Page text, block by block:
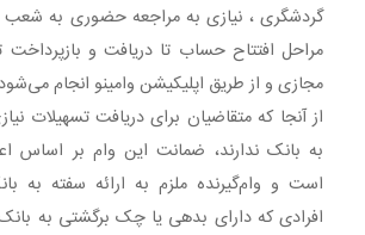
گردشگری ، نیازی به مراجعه حضوری به شعب
مراحل افتتاح حساب تا دریافت و
مجازی و از طریق اپلیکیشن وامینو انجام
از آنجا که متقاضیان برای دریافت تسهیلات
به بانک ندارند، ضمانت این وام بر اساس
است و وام‌گیرنده ملزم به ارائه سفته به
افرادی که دارای بدهی یا چک برگشتی به بانک